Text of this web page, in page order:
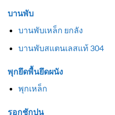
บานพับ
บานพับเหล็ก ยกลัง
บานพับสแตนเลสแท้ 304
พุกยึดพื้นยึดผนัง
พุกเหล็ก
รอกชักปูน